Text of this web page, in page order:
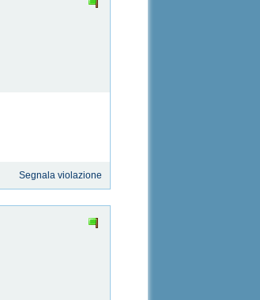
Segnala violazione